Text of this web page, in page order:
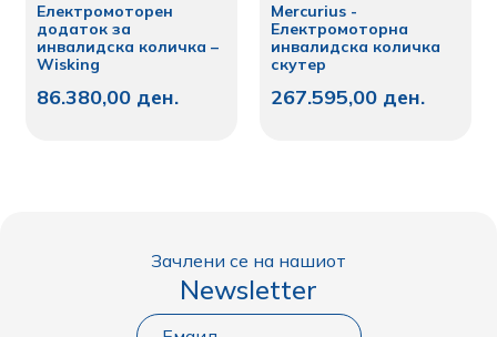
Електромоторен
додаток за
инвалидска количка –
Wisking
86.380,00 ден.
Mercurius -
Електромоторна
инвалидска количка
скутер
267.595,00 ден.
Зачлени се на нашиот
Newsletter